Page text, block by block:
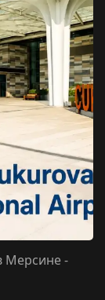
Мерсине -